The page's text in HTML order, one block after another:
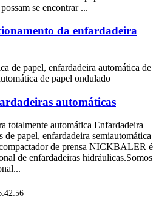
se encontrar ...
da enfardadeira
de papel, enfardadeira automática de
de papel ondulado
automáticas
totalmente automática Enfardadeira
de papel, enfardadeira semiautomática
de prensa NICKBALER é
de enfardadeiras hidráulicas.Somos